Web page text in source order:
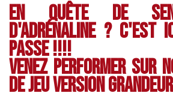
En quête de
d'adrénaline ? C'est
passe !!!!
Venez performer sur
de jeu version grandeur